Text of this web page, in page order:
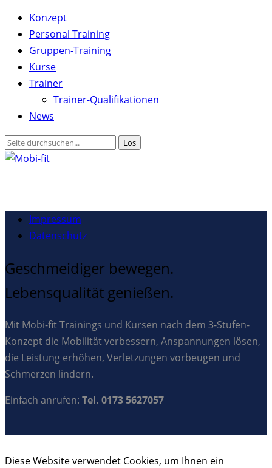
Konzept
Personal Training
Gruppen-Training
Kurse
Trainer
Trainer-Qualifikationen
News
Impressum
Datenschutz
Geschmeidiger bewegen.
Lebensqualität genießen.
Mit Mobi-fit Trainings und Kursen nach dem 3-Stufen-
Konzept die Mobilität verbessern, Anspannungen lösen,
die Leistung erhöhen, Verletzungen vorbeugen und
Schmerzen lindern.
Einfach anrufen: Tel. 0173 5627057
Diese Website verwendet Cookies, um Ihnen ein